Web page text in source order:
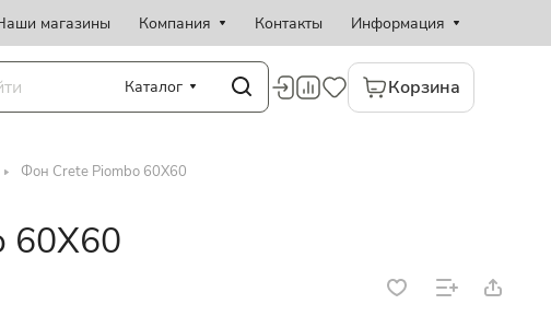
магазины Компания Контакты Информация
Каталог Корзина
Фон Crete Piombo 60X60
60X60